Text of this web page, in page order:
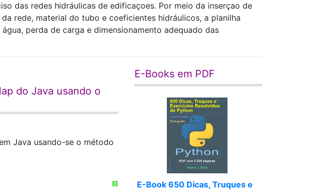
das redes hidráulicas de edificaçoes. Por meio da inserçao de
rede, material do tubo e coeficientes hidráulicos, a planilha
perda de carga e dimensionamento adequado das
do Java usando o
Java usando-se o método
?
E-Books em PDF
E-Book 650 Dicas, Truques e